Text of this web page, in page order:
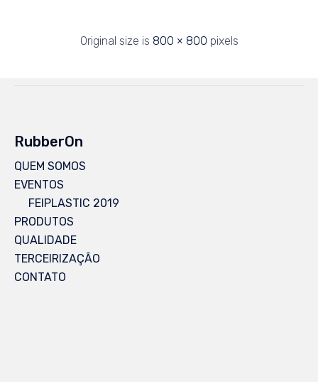
Original size is 800 × 800 pixels
RubberOn
QUEM SOMOS
EVENTOS
FEIPLASTIC 2019
PRODUTOS
QUALIDADE
TERCEIRIZAÇÃO
CONTATO